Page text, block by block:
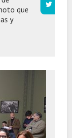
que
y